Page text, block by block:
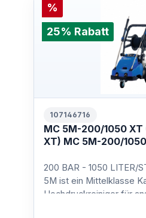
%
25% Rabatt
107146716
MC 5M-200/1050 XT
XT) MC 5M-200/
200 BAR - 1050 LITER/
5M ist ein Mittelklasse
Hochdruckreiniger für